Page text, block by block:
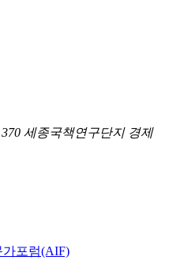
세종국책연구단지 경제
가포럼(AIF)